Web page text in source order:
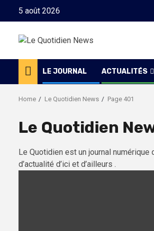
5 août 2026
LE JOURNAL ACTUALITÉS
Home Le Quotidien News Page 401
Le Quotidien
Le Quotidien est un journal
d’actualité d’ici et d’ailleurs .